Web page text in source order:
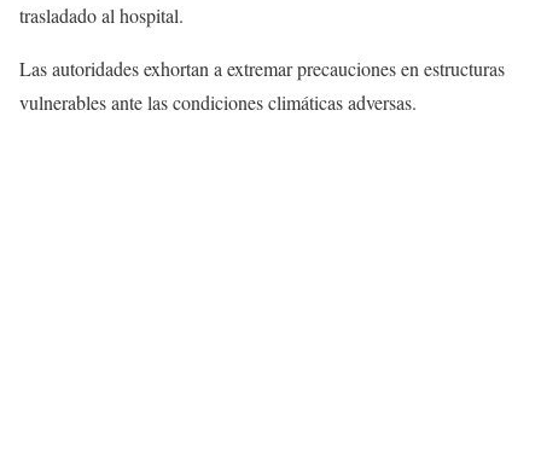
trasladado al hospital.
Las autoridades exhortan a extremar precauciones en estructuras
vulnerables ante las condiciones climáticas adversas.